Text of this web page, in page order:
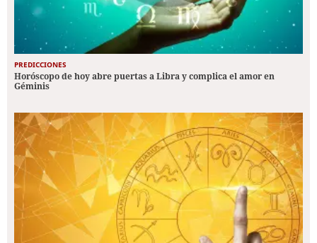
PREDICCIONES
Horóscopo de hoy abre puertas a Libra y complica el amor en
Géminis